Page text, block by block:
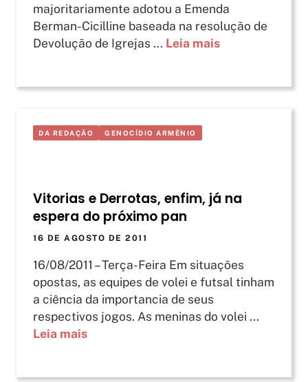
majoritariamente adotou a Emenda
Berman-Cicilline baseada na resolução de
Devolução de Igrejas ... Leia mais
DA REDAÇÃO GENOCÍDIO ARMÊNIO
Vitorias e Derrotas, enfim, já na
espera do próximo pan
16 DE AGOSTO DE 2011
16/08/2011 – Terça-Feira Em situações
opostas, as equipes de volei e futsal tinham
a ciência da importancia de seus
respectivos jogos. As meninas do volei ...
Leia mais